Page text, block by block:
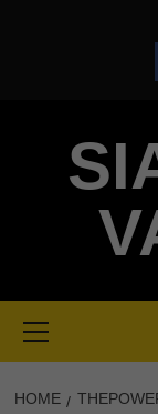
Menu
HOME